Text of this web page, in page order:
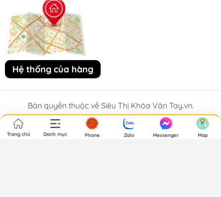
Hệ thống của hàng
Bản quyền thuộc về Siêu Thị Khóa Vân Tay.vn.
Trang chủ Danh mục Phone Zalo Messenger Map